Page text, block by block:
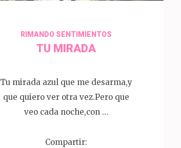
RIMANDO SENTIMIENTOS
TU MIRADA
Tu mirada azul que me desarma,y
que quiero ver otra vez.Pero que
veo cada noche,con …
Compartir: